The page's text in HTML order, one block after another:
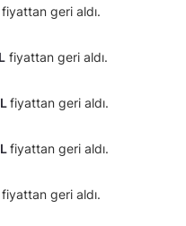
fiyattan geri aldı.
fiyattan geri aldı.
fiyattan geri aldı.
fiyattan geri aldı.
fiyattan geri aldı.